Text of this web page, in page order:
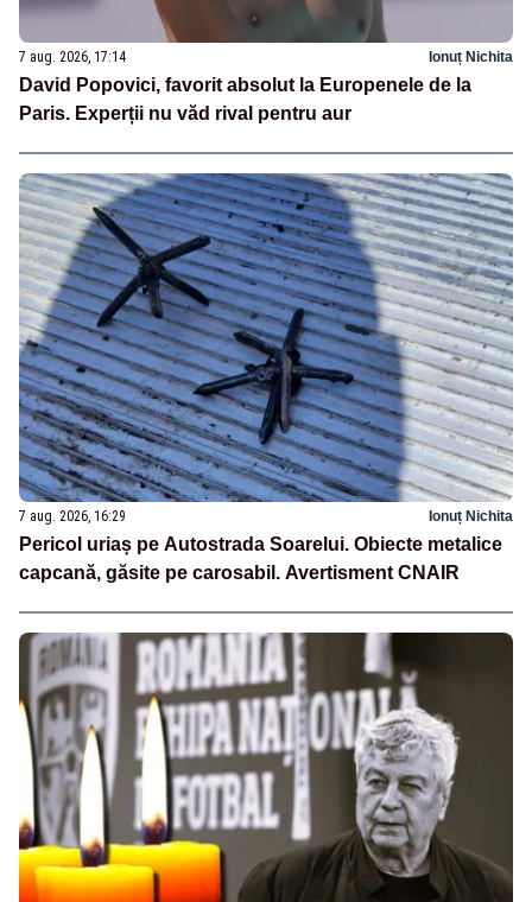
7 aug. 2026, 17:14 Ionuț Nichita
David Popovici, favorit absolut la Europenele de la
Paris. Experții nu văd rival pentru aur
7 aug. 2026, 16:29 Ionuț Nichita
Pericol uriaș pe Autostrada Soarelui. Obiecte metalice
capcană, găsite pe carosabil. Avertisment CNAIR